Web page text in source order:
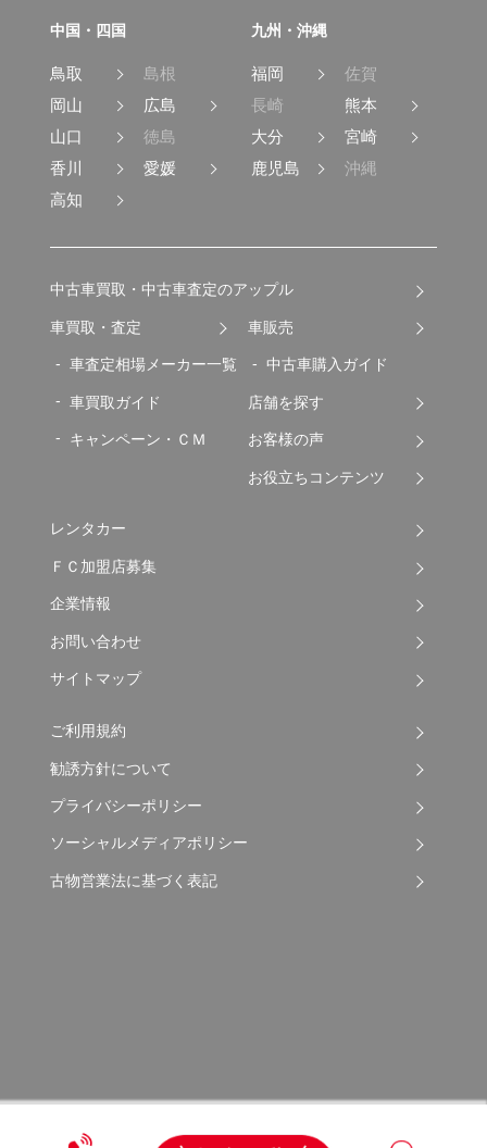
中国・四国
鳥取
島根
岡山
広島
山口
徳島
香川
愛媛
高知
九州・沖縄
福岡
佐賀
長崎
熊本
大分
宮崎
鹿児島
沖縄
中古車買取・中古車査定のアップル
車買取・査定
車査定相場メーカー一覧
車買取ガイド
キャンペーン・ＣＭ
車販売
中古車購入ガイド
店舗を探す
お客様の声
お役立ちコンテンツ
レンタカー
ＦＣ加盟店募集
企業情報
お問い合わせ
サイトマップ
ご利用規約
勧誘方針について
プライバシーポリシー
ソーシャルメディアポリシー
古物営業法に基づく表記